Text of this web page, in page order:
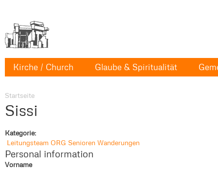
Kirche / Church Glaube & Spiritualität
Startseite
Sissi
Kategorie:
Leitungsteam ORG Senioren Wanderungen
Personal information
Vorname